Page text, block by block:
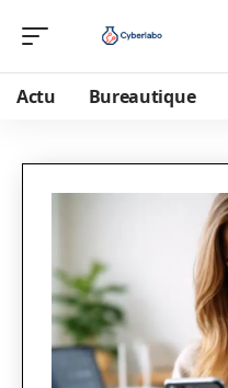
Actu Bureautique